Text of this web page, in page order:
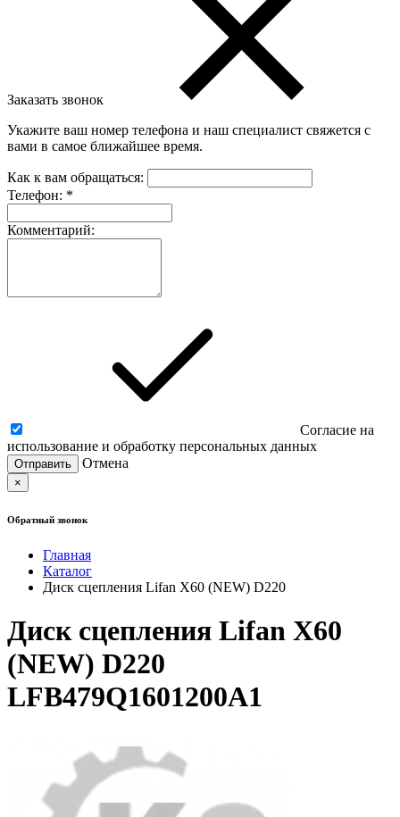
Заказать звонок
Укажите ваш номер телефона и наш специалист свяжется с
вами в самое ближайшее время.
Как к вам обращаться:
Телефон: *
Комментарий:
Согласие на
использование и обработку персональных данных
Отмена
×
Обратный звонок
Главная
Каталог
Диск сцепления Lifan X60 (NEW) D220
Диск сцепления Lifan X60
(NEW) D220
LFB479Q1601200A1